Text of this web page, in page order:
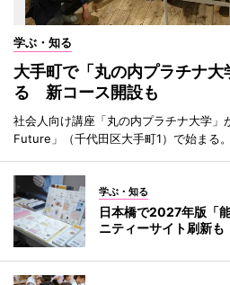
学ぶ・知る
大手町で「丸の内プラチナ大
る 新コース開設も
社会人向け講座「丸の内プラチナ大学
Future」（千代田区大手町1）で始まる。
学ぶ・知る
日本橋で2027年版「
ニティーサイト刷新も